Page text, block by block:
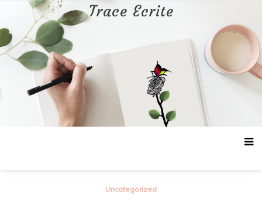
contenu
Trace Ecrite
Uncategorized